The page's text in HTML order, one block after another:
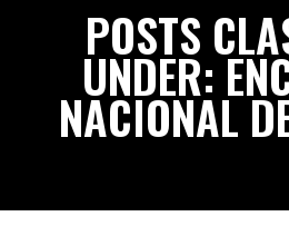
POSTS
UNDER:
NACIONAL